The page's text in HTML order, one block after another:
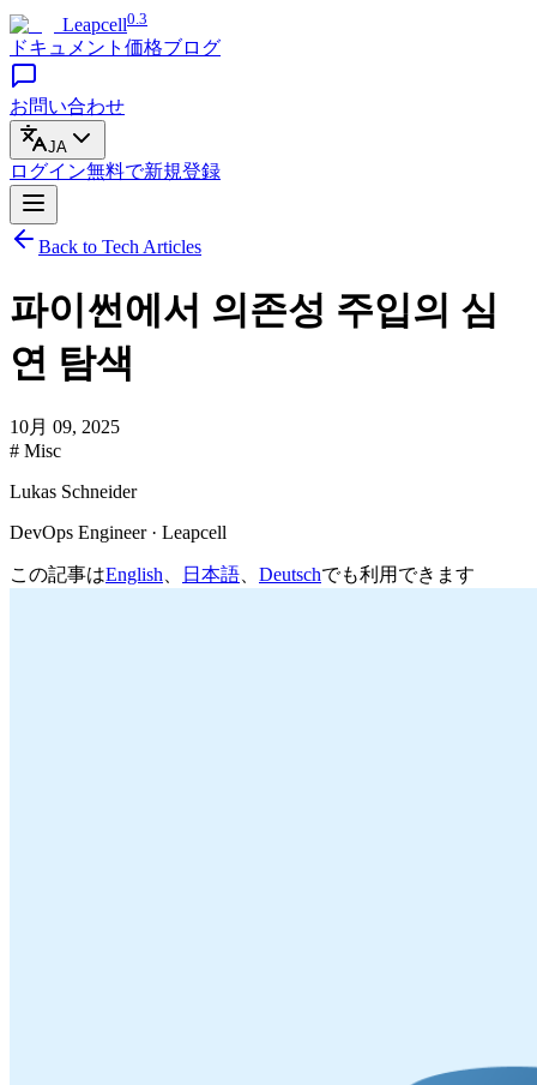
Leapcell0.3
ドキュメント 価格ブログ
お問い合わせ
JA
ログイン無料で新規登録
Back to Tech Articles
파이썬에서 의존성 주입의 심
연 탐색
10月 09, 2025
# Misc
Lukas Schneider
DevOps Engineer · Leapcell
この記事はEnglish 日本語 Deutschでも利用できます